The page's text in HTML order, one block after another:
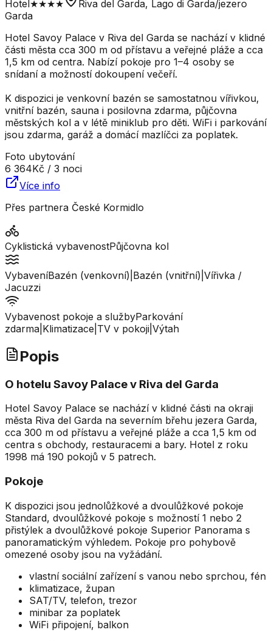
Hotel ★★★★
Riva del Garda, Lago di Garda/jezero
Garda
Hotel Savoy Palace v Riva del Garda se nachází v klidné
části města cca 300 m od přístavu a veřejné pláže a cca
1,5 km od centra. Nabízí pokoje pro 1–4 osoby se
snídaní a možností dokoupení večeří.
K dispozici je venkovní bazén se samostatnou vířivkou,
vnitřní bazén, sauna i posilovna zdarma, půjčovna
městských kol a v létě miniklub pro děti. WiFi i parkování
jsou zdarma, garáž a domácí mazlíčci za poplatek.
Foto ubytování
6 364Kč / 3 noci
Více info
Přes partnera České Kormidlo
Cyklistická vybavenostPůjčovna kol
VybaveníBazén (venkovní) Bazén (vnitřní) Vířivka /
Jacuzzi
Vybavenost pokoje a službyParkování
zdarma Klimatizace TV v pokoji Výtah
Popis
O hotelu Savoy Palace v Riva del Garda
Hotel Savoy Palace se nachází v klidné části na okraji
města Riva del Garda na severním břehu jezera Garda,
cca 300 m od přístavu a veřejné pláže a cca 1,5 km od
centra s obchody, restauracemi a bary. Hotel z roku
1998 má 190 pokojů v 5 patrech.
Pokoje
K dispozici jsou jednolůžkové a dvoulůžkové pokoje
Standard, dvoulůžkové pokoje s možností 1 nebo 2
přistýlek a dvoulůžkové pokoje Superior Panorama s
panoramatickým výhledem. Pokoje pro pohybově
omezené osoby jsou na vyžádání.
vlastní sociální zařízení s vanou nebo sprchou, fén
klimatizace, župan
SAT/TV, telefon, trezor
minibar za poplatek
WiFi připojení, balkon